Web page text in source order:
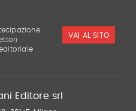
VAI AL SITO
Editore srl